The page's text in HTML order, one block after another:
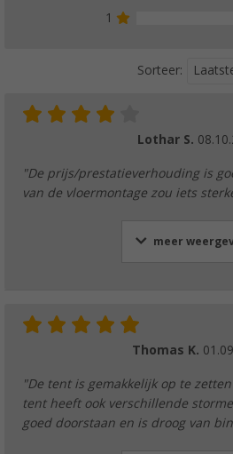
1
Sorteer:
Lothar S.
"De prijs/prestatieverhouding is
van de vloermontage zou iets
meer
Thomas K.
"De tent is gemakkelijk op te
tent heeft ook verschillende
goed doorstaan en is droog van